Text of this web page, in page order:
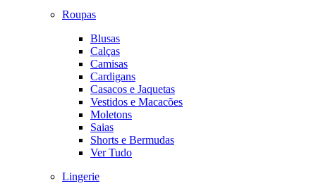
Roupas
Blusas
Calças
Camisas
Cardigans
Casacos e Jaquetas
Vestidos e Macacões
Moletons
Saias
Shorts e Bermudas
Ver Tudo
Lingerie